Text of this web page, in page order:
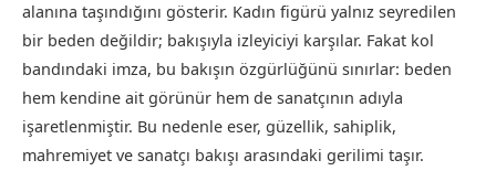
alanına taşındığını gösterir. Kadın figürü yalnız seyredilen
bir beden değildir; bakışıyla izleyiciyi karşılar. Fakat kol
bandındaki imza, bu bakışın özgürlüğünü sınırlar: beden
hem kendine ait görünür hem de sanatçının adıyla
işaretlenmiştir. Bu nedenle eser, güzellik, sahiplik,
mahremiyet ve sanatçı bakışı arasındaki gerilimi taşır.